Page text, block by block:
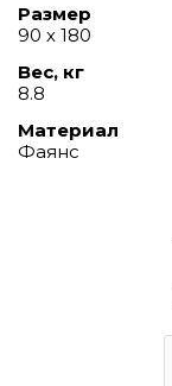
Размер
90 х 180
Вес, кг
8.8
Материал
Фаянс